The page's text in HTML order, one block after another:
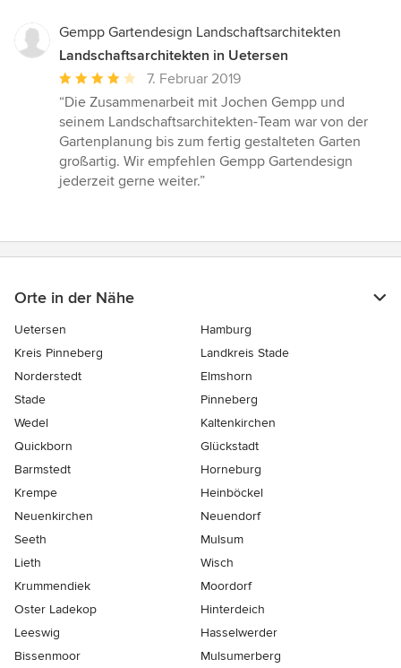
Gempp Gartendesign Landschaftsarchitekten
Landschaftsarchitekten in Uetersen
Durchschnittliche
Bewertung:
4
von
5
Sternen
7. Februar 2019
“Die Zusammenarbeit mit Jochen Gempp und
seinem Landschaftsarchitekten-Team war von der
Gartenplanung bis zum fertig gestalteten Garten
großartig. Wir empfehlen Gempp Gartendesign
jederzeit gerne weiter.”
Orte in der Nähe
Uetersen
Hamburg
Kreis Pinneberg
Landkreis Stade
Norderstedt
Elmshorn
Stade
Pinneberg
Wedel
Kaltenkirchen
Quickborn
Glückstadt
Barmstedt
Horneburg
Krempe
Heinböckel
Neuenkirchen
Neuendorf
Seeth
Mulsum
Lieth
Wisch
Krummendiek
Moordorf
Oster Ladekop
Hinterdeich
Leeswig
Hasselwerder
Bissenmoor
Mulsumerberg